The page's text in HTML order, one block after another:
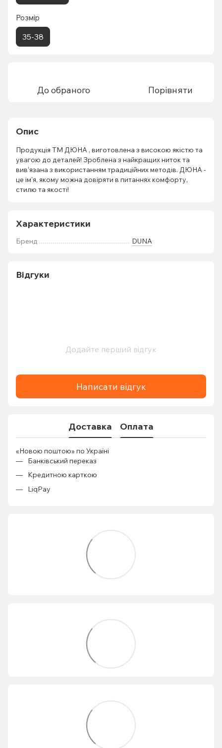
Розмір
35-38
До обраного Порівняти
Опис
Продукція ТМ ДЮНА , виготовлена з високою якістю та
увагою до деталей! Зроблена з найкращих ниток та
вив'язана з використанням традиційних методів. ДЮНА -
це ім'я, якому можна довіряти в питаннях комфорту,
стилю та якості!
Характеристики
Бренд DUNA
Відгуки
Додайте перший відгук
Написати відгук
Доставка Оплата
«Новою поштою» по Україні
Банківський переказ
Кредитною карткою
LiqPay